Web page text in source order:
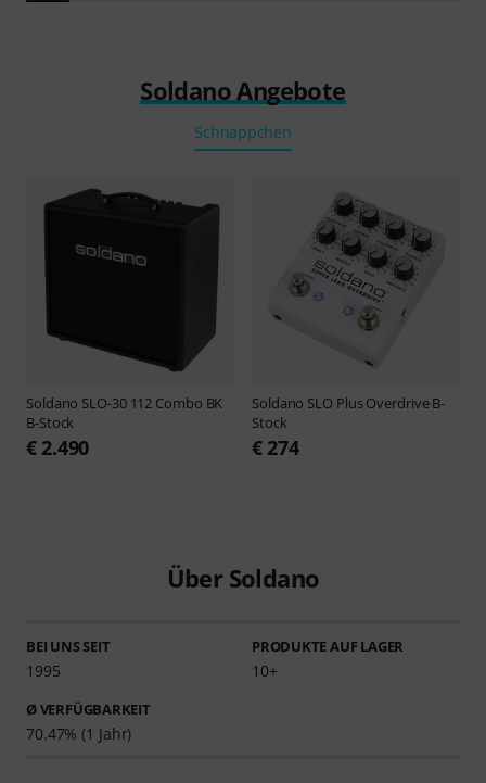
Soldano Angebote
Schnäppchen
Soldano SLO-30 112 Combo BK
B-Stock
€ 2.490
Soldano SLO Plus Overdrive B-
Stock
€ 274
Über Soldano
BEI UNS SEIT
1995
PRODUKTE AUF LAGER
10+
Ø VERFÜGBARKEIT
70.47% (1 Jahr)